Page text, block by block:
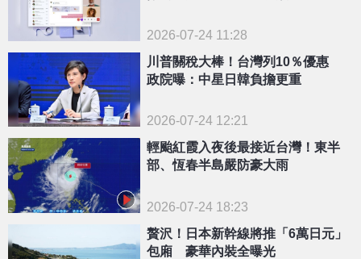
2026-07-24 11:28
川普關稅大棒！台灣列10％優惠
政院曝：中星日韓負擔更重
2026-07-24 12:21
輕颱紅霞入夜後最接近台灣！東半
部、恆春半島嚴防豪大雨
2026-07-24 18:23
贅沢！日本新幹線將推「6萬日元」
包廂 豪華內裝全曝光